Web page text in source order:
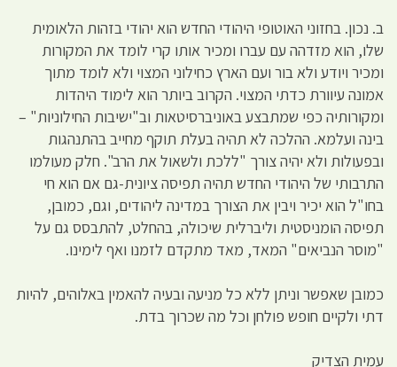
ב. נכון. בחזוני האוטופי היהודי החדש הוא יהודי בזהות הלאומית
שלו, הוא מזדהה עם עברו ומכיר אותו קרי לומד את המקורות
ומכיר ויודע ולא בור ועם הארץ כחילוני המצוי ולא לומד מתוך
אמונה עיוורת כדתי המצוי. הקרוב ביותר הוא לימוד היהדות
ומקורותיה כפי שמתבצע באוניברסיטאות וב"ישיבות החילוניות" –
בינה ועלמא. ההלכה לא תהיה בעלת תוקף מחייב בהתנהגות
ובפעולות ולא יהיה צורך "ללכת ולשאול את הרב". חלק מעולמו
התרבותי של היהודי החדש תהיה תפיסה ציונית-גם אם הוא חי
בחו"ל הוא יכיר ויבין את הצורך במדינה ליהודים, וגם, כמובן,
תפיסה הומניסטית וליברלית שיכולה, בהחלט, להתבסס גם על
"מוסר הנביאים" המאד, מאד מתקדם לזמנו ואף לימינו.
כמובן שאפשר וניתן ללא כל מניעה ובעיה להאמין באלוהים, להיות
דתי ולקיים חופש פולחן וכל מה שכרוך בדת.
עמית הצדיק